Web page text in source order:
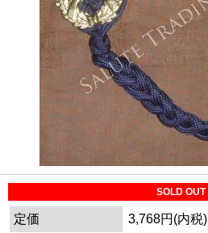
SOLD OUT
定価
3,768円(内税)